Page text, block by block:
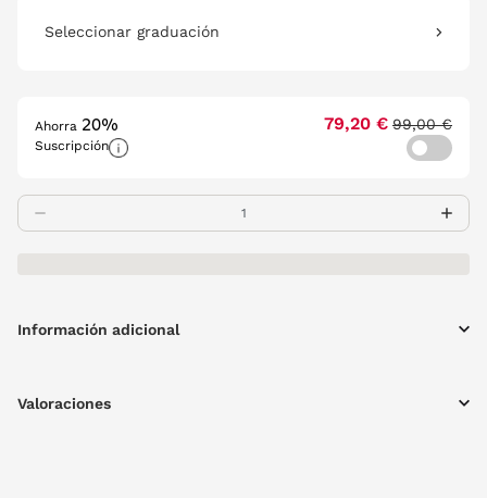
Seleccionar graduación
Ahorra 20% 79,20 € 99,00 €
Suscripción
Información adicional
Valoraciones